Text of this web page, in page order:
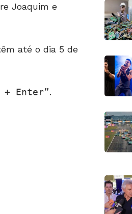
Joaquim e
até o dia 5 de
Enter .